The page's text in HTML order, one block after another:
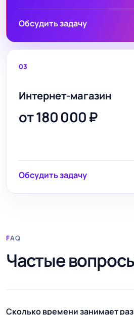
Обсудить задачу
03
Интернет-магазин
от 180 000 ₽
Обсудить задачу
FAQ
Частые
Сколько времени занимает